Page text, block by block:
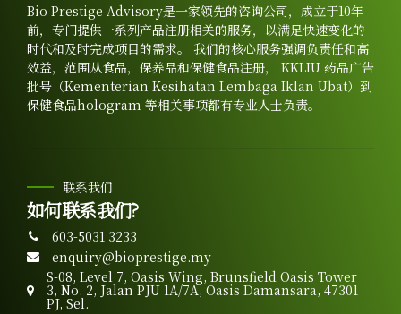
Bio Prestige Advisory是一家领先的咨询公司，成立于10年
前，专门提供一系列产品注册相关的服务，以满足快速变化的
时代和及时完成项目的需求。 我们的核心服务强调负责任和高
效益，范围从食品，保养品和保健食品注册， KKLIU 药品广告
批号（Kementerian Kesihatan Lembaga Iklan Ubat）到
保健食品hologram 等相关事项都有专业人士负责。
联系我们
如何联系我们?
603-5031 3233
enquiry@bioprestige.my
S-08, Level 7, Oasis Wing, Brunsfield Oasis Tower
3, No. 2, Jalan PJU 1A/7A, Oasis Damansara, 47301
PJ, Sel.